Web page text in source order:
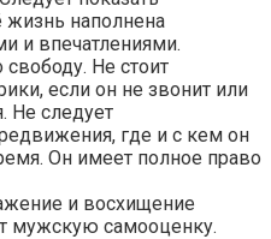
жизнь наполнена
и впечатлениями.
свободу. Не стоит
если он не звонит или
Не следует
где и с кем он
Он имеет полное право
и восхищение
мужскую самооценку.